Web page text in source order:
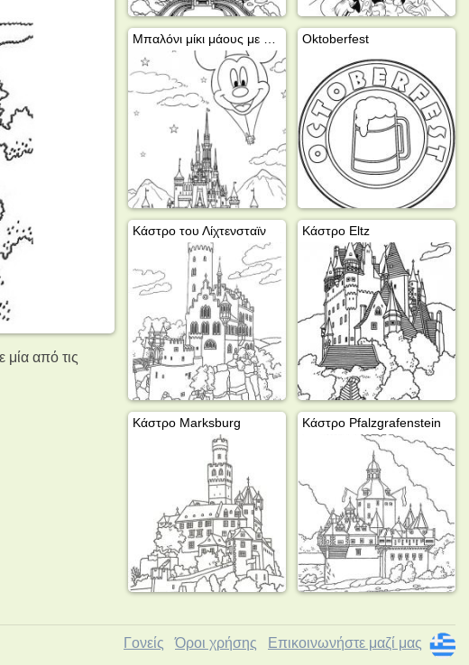
μία από τις
Oktoberfest
Κάστρο του Λίχτενσταϊν Κάστρο Eltz
Κάστρο Marksburg Κάστρο Pfalzgrafenstein
Γονείς Όροι χρήσης Επικοινωνήστε μαζί μας